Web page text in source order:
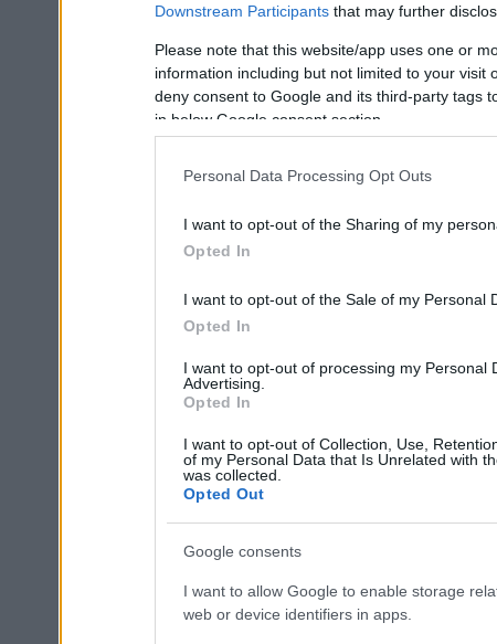
Downstream Participants that may further
Please note that this website/app uses one or
information including but not limited to your visit
deny consent to Google and its third-party tags
in below Google consent section.
Personal Data Processing Opt Outs
I want to opt-out of the Sharing of my
Opted In
I want to opt-out of the Sale of my Personal
Opted In
I want to opt-out of processing my Personal
Advertising.
Opted In
I want to opt-out of Collection, Use,
of my Personal Data that Is Unrelated with
was collected.
Opted Out
Google consents
I want to allow Google to enable storage
web or device identifiers in apps.